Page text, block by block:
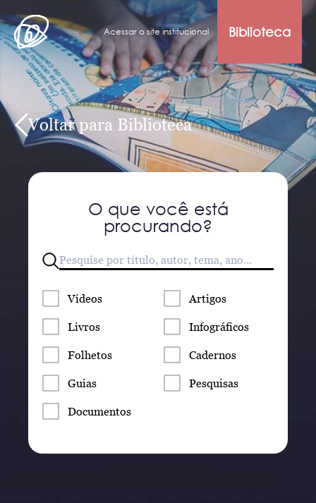
Acessar o site institucional Biblioteca
Voltar para Biblioteca
O que você está
procurando?
Vídeos Artigos
Livros Infográficos
Folhetos Cadernos
Guias Pesquisas
Documentos